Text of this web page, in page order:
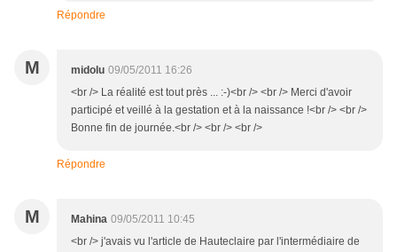
Répondre
M midolu 09/05/2011 16:26
<br /> La réalité est tout près ... :-)<br /> <br /> Merci d'avoir
participé et veillé à la gestation et à la naissance !<br /> <br />
Bonne fin de journée.<br /> <br /> <br />
Répondre
M Mahina 09/05/2011 10:45
<br /> j'avais vu l'article de Hauteclaire par l'intermédiaire de